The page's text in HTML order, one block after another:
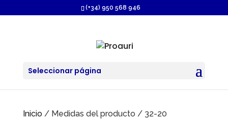
(+34) 950 568 946
Seleccionar página
Inicio/ Medidas del producto / 32-20